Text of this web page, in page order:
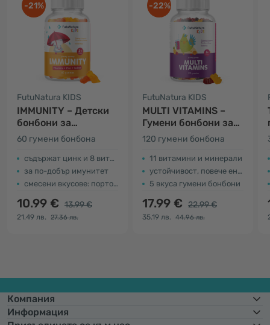
-21%
FutuNatura KIDS
IMMUNITY – Детски
бонбони за
имунната система
60 гумени бонбона
съдържат цинк и 8 витамина
за по-добър имунитет
смесени вкусове: портокал, лимон и ягода
10.99 € 13.99 €
21.49 лв. 27.36 лв.
-22%
FutuNatura KIDS
MULTI VITAMINS –
Гумени бонбони за
деца с
мултивитамини
120 гумени бонбонa
11 витамини и минерали
устойчивост, повече енергия
5 вкуса гумени бонбони
17.99 € 22.99 €
35.19 лв. 44.96 лв.
Компания
Информация